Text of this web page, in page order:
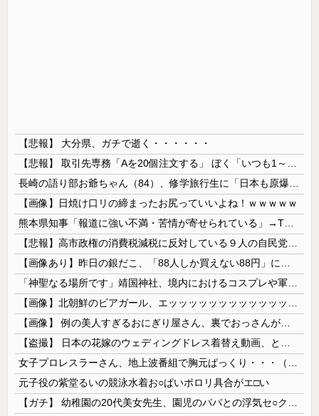
【悲報】 大分県、ガチで逝く・・・・・・
【悲報】 取引先専務「Aを20個注文する」 ぼく「いつも1～2個しか使わないけど本当に20であってる？」 取専「あってる」→結果『こう』なったんだが...
長崎の語り部お爺ちゃん（84）、修学旅行生に「日本も原爆を持たないと負ける」と言われびっくり！ 被団協代表（85）も中学生に「核を持たないで日本...
【画像】日焼け口リの締まったお尻っていいよね！ｗｗｗｗｗ
熊本県知事「報道に強い不満・苦情が寄せられている」→TBSの報道特集がまさにそれな件
【悲報】高市政権の消費税減税に反対している９人の自民党議員が全て判明！！！！ やっぱりコイツラかｗｗｗｗｗ
【画像あり】昨日の銀だこ、「88人しか買えない88円」に大行列をなす都民コチラｗｗｗｗｗ
「神聖なる場所です」靖国神社、境内におけるコスプレや軍装の禁止を発表！
【画像】北朝鮮のビアガール、エッッッッッッッッッッッッッッッッッ！
【画像】 例の美人すぎるおにぎり屋さん、裏でおっさんが握っていたｗｗｗｗｗｗｗｗｗｗｗｗｗｗｗｗｗ
【盗撮】 日本の花嫁のウェディングドレス着替え動画、とんでもない神乳だと海外で話題に
女子プロレスラーさん、地上波番組で胸元ぱっくり・・・（※画像あり）
元子役の紫堂るいの競泳水着お○ぱいポロリ具合がエ□い
【ガチ】 幼稚園の20代美女先生、園児のパパとの浮気セ○クス動画が流出して終わる